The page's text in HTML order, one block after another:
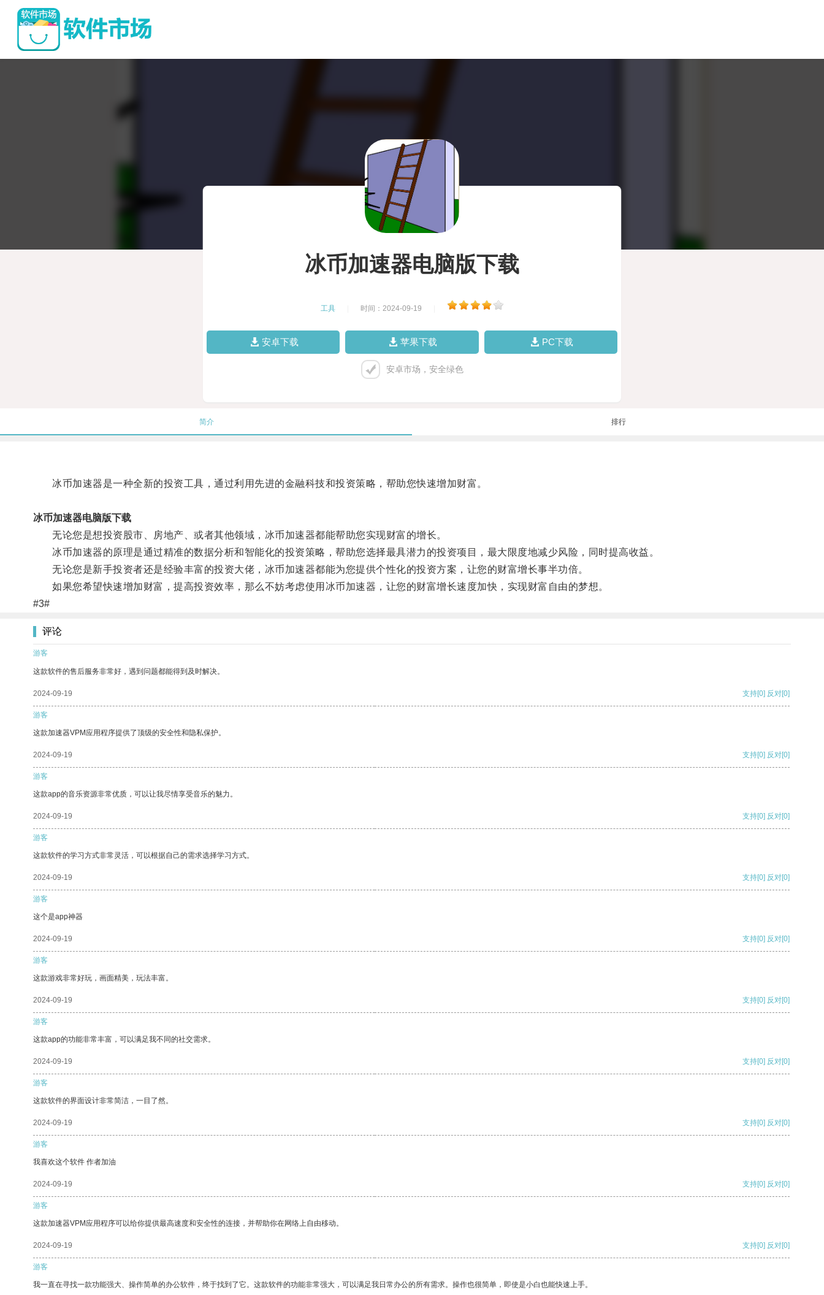
冰币加速器电脑版下载
工具 时间：2024-09-19
安卓下载 苹果下载 PC下载
安卓市场，安全绿色
简介 排行
冰币加速器是一种全新的投资工具，通过利用先进的金融科技和投资策略，帮助您快速增加财富。
冰币加速器电脑版下载
无论您是想投资股市、房地产、或者其他领域，冰币加速器都能帮助您实现财富的增长。
冰币加速器的原理是通过精准的数据分析和智能化的投资策略，帮助您选择最具潜力的投资项目，最大限度地减少风险，同时提高收益。
无论您是新手投资者还是经验丰富的投资大佬，冰币加速器都能为您提供个性化的投资方案，让您的财富增长事半功倍。
如果您希望快速增加财富，提高投资效率，那么不妨考虑使用冰币加速器，让您的财富增长速度加快，实现财富自由的梦想。
#3#
评论
游客
这款软件的售后服务非常好，遇到问题都能得到及时解决。
2024-09-19 支持[0] 反对[0]
游客
这款加速器VPM应用程序提供了顶级的安全性和隐私保护。
2024-09-19 支持[0] 反对[0]
游客
这款app的音乐资源非常优质，可以让我尽情享受音乐的魅力。
2024-09-19 支持[0] 反对[0]
游客
这款软件的学习方式非常灵活，可以根据自己的需求选择学习方式。
2024-09-19 支持[0] 反对[0]
游客
这个是app神器
2024-09-19 支持[0] 反对[0]
游客
这款游戏非常好玩，画面精美，玩法丰富。
2024-09-19 支持[0] 反对[0]
游客
这款app的功能非常丰富，可以满足我不同的社交需求。
2024-09-19 支持[0] 反对[0]
游客
这款软件的界面设计非常简洁，一目了然。
2024-09-19 支持[0] 反对[0]
游客
我喜欢这个软件 作者加油
2024-09-19 支持[0] 反对[0]
游客
这款加速器VPM应用程序可以给你提供最高速度和安全性的连接，并帮助你在网络上自由移动。
2024-09-19 支持[0] 反对[0]
游客
我一直在寻找一款功能强大、操作简单的办公软件，终于找到了它。这款软件的功能非常强大，可以满足我日常办公的所有需求。操作也很简单，即使是小白也能快速上手。